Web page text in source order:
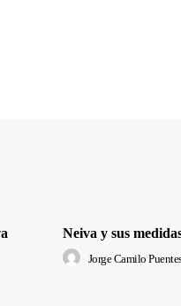
Neiva y sus
Jorge Camilo